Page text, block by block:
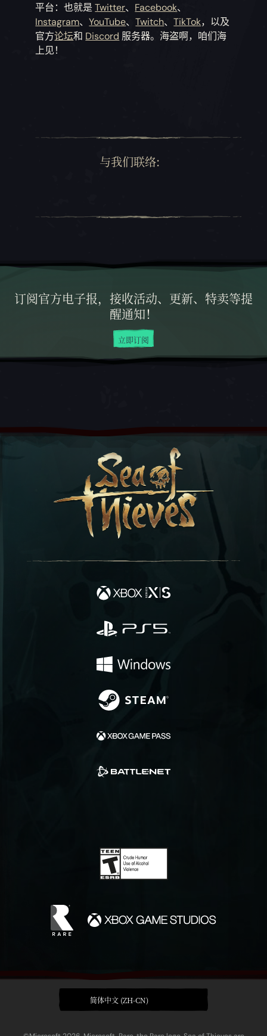
平台：也就是Twitter、 Facebook、
Instagram、YouTube、Twitch、TikTok，以及
官方论坛和 Discord 服务器。海盗啊，咱们海
上见！
与我们联络:
订阅官方电子报，接收活动、更新、特卖等提
醒通知！
立即订阅
简体中文 (ZH-CN)